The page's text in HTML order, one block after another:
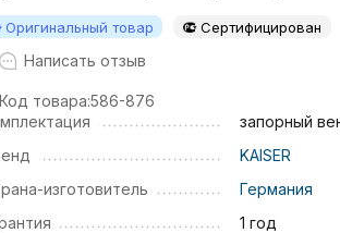
Оригинальный товар Сертифицирован
Написать отзыв
Код товара:586-876
запорный
KAISER
изготовитель
Германия
1 год